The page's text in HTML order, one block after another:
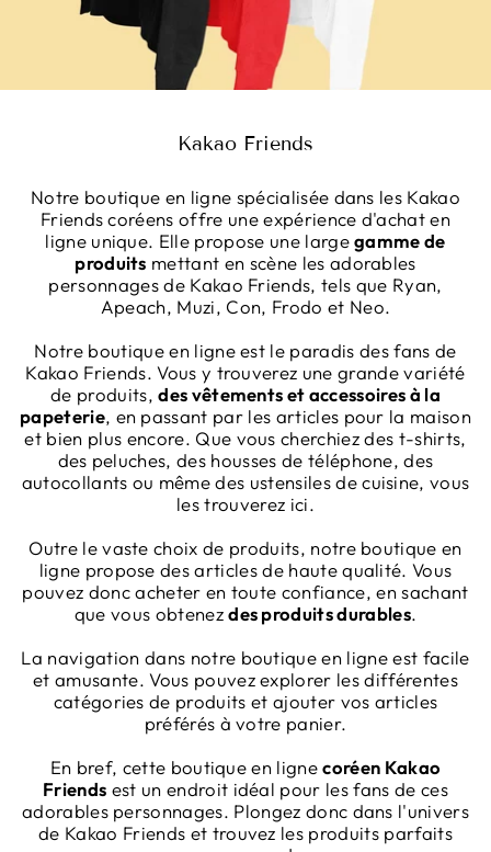
Kakao Friends
Notre boutique en ligne spécialisée dans les Kakao
Friends coréens offre une expérience d'achat en
ligne unique. Elle propose une largegamme de
produits mettant en scène les adorables
personnages de Kakao Friends, tels que Ryan,
Apeach, Muzi, Con, Frodo et Neo.
Notre boutique en ligne est le paradis des fans de
Kakao Friends. Vous y trouverez une grande variété
de produits,des vêtements et accessoires à la
papeterie, en passant par les articles pour la maison
et bien plus encore. Que vous cherchiez des t-shirts,
des peluches, des housses de téléphone, des
autocollants ou même des ustensiles de cuisine, vous
les trouverez ici.
Outre le vaste choix de produits, notre boutique en
ligne propose des articles de haute qualité. Vous
pouvez donc acheter en toute confiance, en sachant
que vous obtenezdes produits durables.
La navigation dans notre boutique en ligne est facile
et amusante. Vous pouvez explorer les différentes
catégories de produits et ajouter vos articles
préférés à votre panier.
En bref, cette boutique en lignecoréen Kakao
Friends est un endroit idéal pour les fans de ces
adorables personnages. Plongez donc dans l'univers
de Kakao Friends et trouvez les produits parfaits